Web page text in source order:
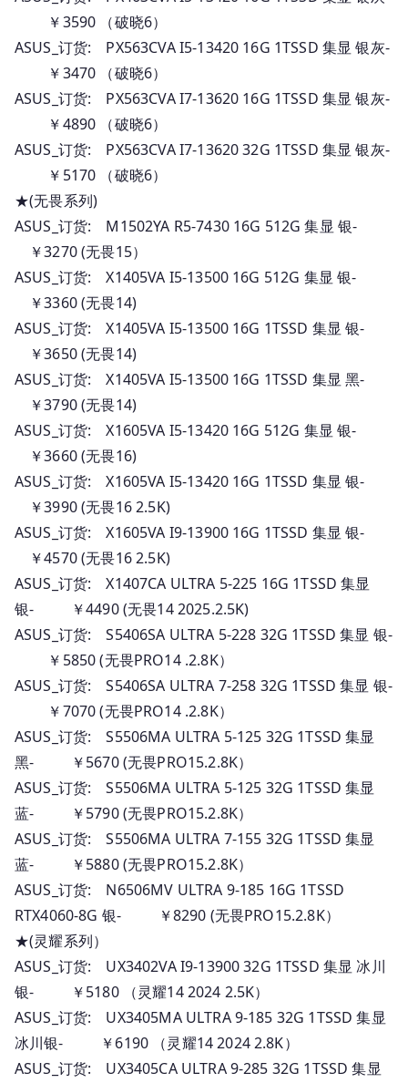
￥3590 （破晓6）
ASUS_订货: PX563CVA I5-13420 16G 1TSSD 集显 银灰-
￥3470 （破晓6）
ASUS_订货: PX563CVA I7-13620 16G 1TSSD 集显 银灰-
￥4890 （破晓6）
ASUS_订货: PX563CVA I7-13620 32G 1TSSD 集显 银灰-
￥5170 （破晓6）
★(无畏系列)
ASUS_订货: M1502YA R5-7430 16G 512G 集显 银-
￥3270 (无畏15）
ASUS_订货: X1405VA I5-13500 16G 512G 集显 银-
￥3360 (无畏14)
ASUS_订货: X1405VA I5-13500 16G 1TSSD 集显 银-
￥3650 (无畏14)
ASUS_订货: X1405VA I5-13500 16G 1TSSD 集显 黑-
￥3790 (无畏14)
ASUS_订货: X1605VA I5-13420 16G 512G 集显 银-
￥3660 (无畏16)
ASUS_订货: X1605VA I5-13420 16G 1TSSD 集显 银-
￥3990 (无畏16 2.5K)
ASUS_订货: X1605VA I9-13900 16G 1TSSD 集显 银-
￥4570 (无畏16 2.5K)
ASUS_订货: X1407CA ULTRA 5-225 16G 1TSSD 集显
银- ￥4490 (无畏14 2025.2.5K)
ASUS_订货: S5406SA ULTRA 5-228 32G 1TSSD 集显 银-
￥5850 (无畏PRO14 .2.8K）
ASUS_订货: S5406SA ULTRA 7-258 32G 1TSSD 集显 银-
￥7070 (无畏PRO14 .2.8K）
ASUS_订货: S5506MA ULTRA 5-125 32G 1TSSD 集显
黑- ￥5670 (无畏PRO15.2.8K）
ASUS_订货: S5506MA ULTRA 5-125 32G 1TSSD 集显
蓝- ￥5790 (无畏PRO15.2.8K）
ASUS_订货: S5506MA ULTRA 7-155 32G 1TSSD 集显
蓝- ￥5880 (无畏PRO15.2.8K）
ASUS_订货: N6506MV ULTRA 9-185 16G 1TSSD
RTX4060-8G 银- ￥8290 (无畏PRO15.2.8K）
★(灵耀系列）
ASUS_订货: UX3402VA I9-13900 32G 1TSSD 集显 冰川
银- ￥5180 （灵耀14 2024 2.5K）
ASUS_订货: UX3405MA ULTRA 9-185 32G 1TSSD 集显
冰川银- ￥6190 （灵耀14 2024 2.8K）
ASUS_订货: UX3405CA ULTRA 9-285 32G 1TSSD 集显